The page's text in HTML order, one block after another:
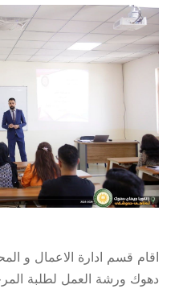
اقام قسم ادارة الاعمال و
دهوك ورشة العمل لطلبة